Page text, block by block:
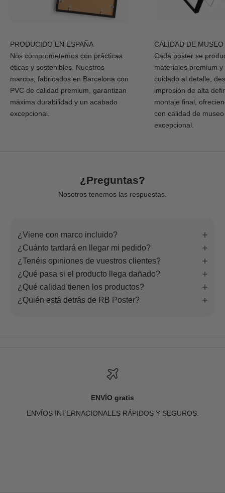
PRODUCIDO EN ESPAÑA
Nos comprometemos con prácticas
éticas y sostenibles. Nuestros
marcos, fabricados en Barcelona con
PVC de calidad premium, garantizan
máxima durabilidad y un acabado
excepcional.
CALIDAD DE MUSEO
Cada poster se
materiales premium
cuidado al detalle,
impresión de alta
montaje final,
con calidad de
excepcional.
¿Preguntas?
Nosotros tenemos las respuestas.
¿Viene con marco incluido?
¿Cuánto tardará en llegar mi pedido?
¿Tenéis opiniones de vuestros clientes?
¿Qué pasa si el producto llega dañado?
¿Qué calidad tienen los productos?
¿Quién está detrás de RB Poster?
ENVÍO gratis
ENVÍOS INTERNACIONALES RÁPIDOS Y SEGUROS.